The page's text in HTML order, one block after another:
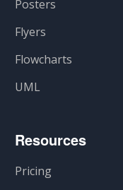
Posters
Flyers
Flowcharts
UML
Resources
Pricing